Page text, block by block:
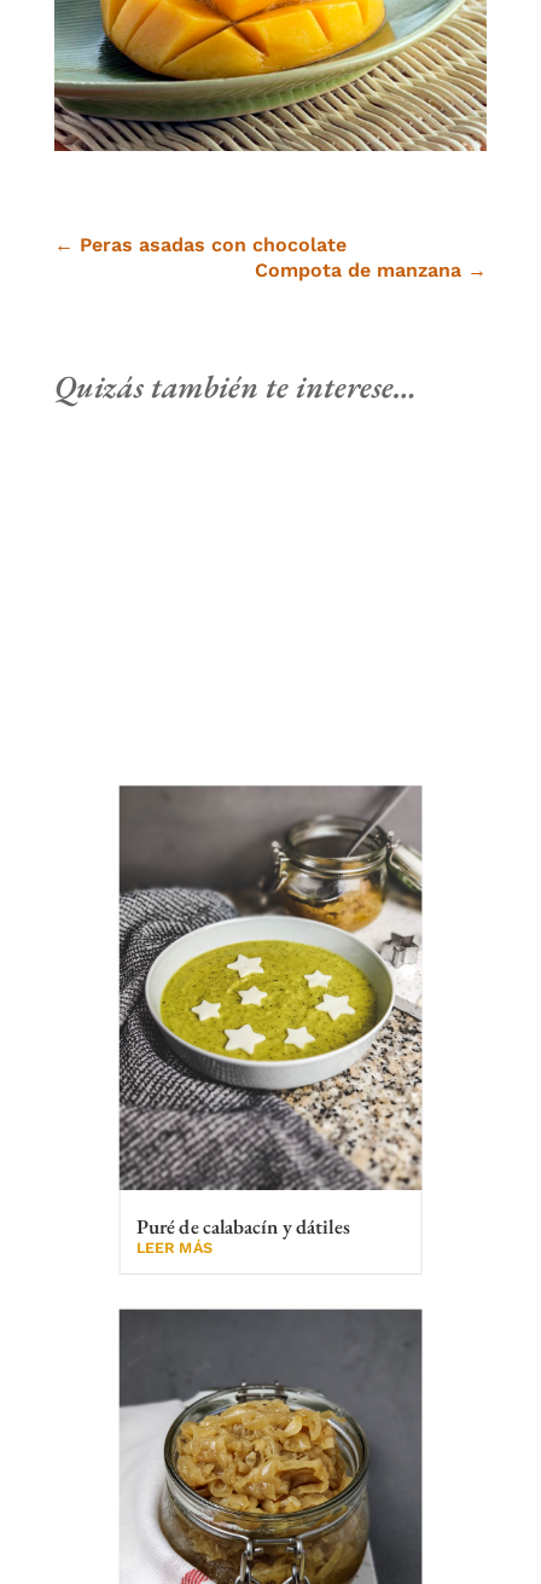
← Peras asadas con chocolate
Compota de manzana →
Quizás también te interese…
Puré de calabacín y dátiles
LEER MÁS